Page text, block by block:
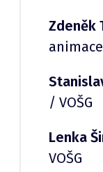
Zdeněk
/ VOŠG
Lenka
VOŠG